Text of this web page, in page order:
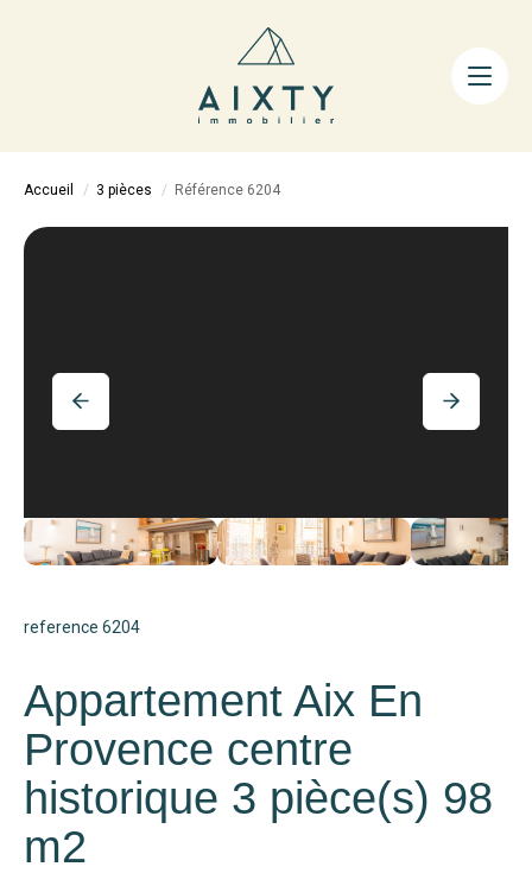
ACHETER
Accueil 3 pièces Référence 6204
reference 6204
Appartement Aix En
Provence centre
historique 3 pièce(s) 98
m2